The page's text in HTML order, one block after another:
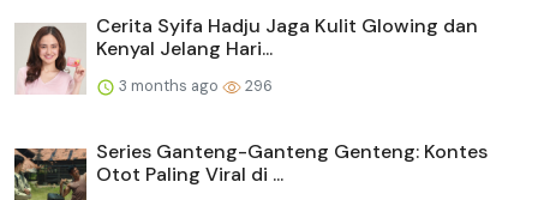
Cerita Syifa Hadju Jaga Kulit Glowing dan
Kenyal Jelang Hari...
3 months ago 296
Series Ganteng-Ganteng Genteng: Kontes
Otot Paling Viral di ...